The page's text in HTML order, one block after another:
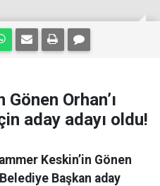
Orhan’ı
aday adayı oldu!
Keskin’in Gönen
Başkan aday